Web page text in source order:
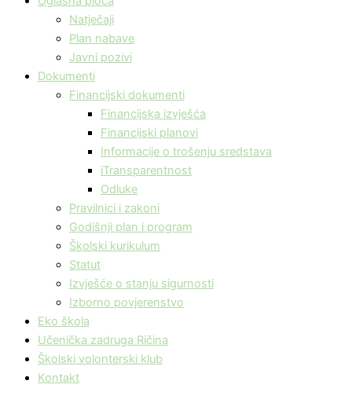
Natječaji
Plan nabave
Javni pozivi
Dokumenti
Financijski dokumenti
Financijska izvješća
Financijski planovi
Informacije o trošenju sredstava
iTransparentnost
Odluke
Pravilnici i zakoni
Godišnji plan i program
Školski kurikulum
Statut
Izvješće o stanju sigurnosti
Izborno povjerenstvo
Eko škola
Učenička zadruga Ričina
Školski volonterski klub
Kontakt